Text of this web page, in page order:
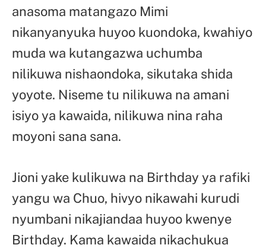
anasoma matangazo Mimi
nikanyanyuka huyoo kuondoka, kwahiyo
muda wa kutangazwa uchumba
nilikuwa nishaondoka, sikutaka shida
yoyote. Niseme tu nilikuwa na amani
isiyo ya kawaida, nilikuwa nina raha
moyoni sana sana.
Jioni yake kulikuwa na Birthday ya rafiki
yangu wa Chuo, hivyo nikawahi kurudi
nyumbani nikajiandaa huyoo kwenye
Birthday. Kama kawaida nikachukua